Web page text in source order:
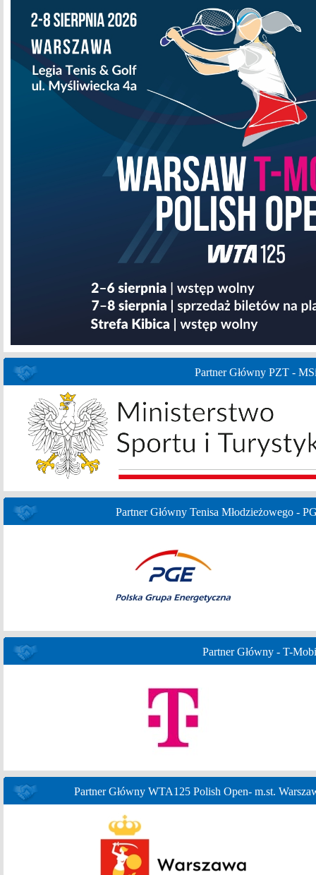
Partner Główny PZT -
Partner Główny Tenisa Młodzieżowego -
Partner Główny - T-
Partner Główny WTA125 Polish Open- m.st.